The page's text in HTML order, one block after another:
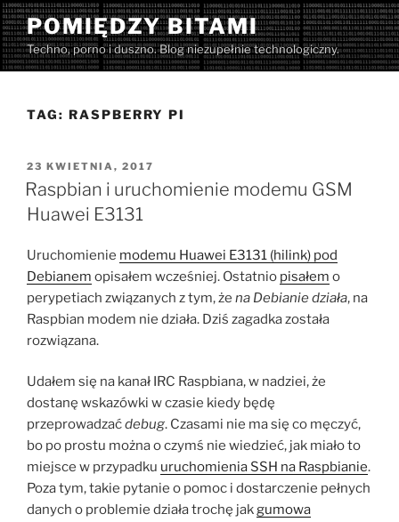
Przejdź
do
treści
POMIĘDZY BITAMI
Techno, porno i duszno. Blog niezupełnie technologiczny.
TAG: RASPBERRY PI
OPUBLIKOWANE
W
23 KWIETNIA, 2017
Raspbian i uruchomienie modemu GSM
Huawei E3131
Uruchomienie modemu Huawei E3131 (hilink) pod
Debianem opisałem wcześniej. Ostatnio pisałem o
perypetiach związanych z tym, że na Debianie działa, na
Raspbian modem nie działa. Dziś zagadka została
rozwiązana.
Udałem się na kanał IRC Raspbiana, w nadziei, że
dostanę wskazówki w czasie kiedy będę
przeprowadzaćdebug. Czasami nie ma się co męczyć,
bo po prostu można o czymś nie wiedzieć, jak miało to
miejsce w przypadku uruchomienia SSH na Raspbianie.
Poza tym, takie pytanie o pomoc i dostarczenie pełnych
danych o problemie działa trochę jakgumowa